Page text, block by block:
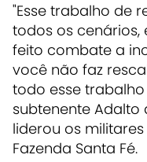
"Esse trabalho de
todos os
feito combate a
você não faz
todo esse
subtenente Adalto
liderou os
Fazenda Santa Fé.